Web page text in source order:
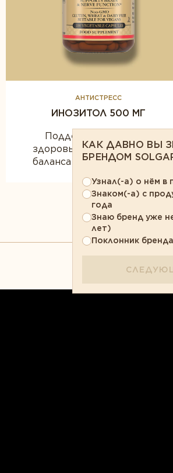
АНТИСТРЕСС
ИНОЗИТОЛ 500 МГ
Поддержка женского
здоровья, эмоционального
баланса и обмена веществ
КАК ДАВНО ВЫ
БРЕНДОМ
Узнал(-а) о нём в
Знаком(-а) с
года
Знаю бренд уже
лет)
Поклонник